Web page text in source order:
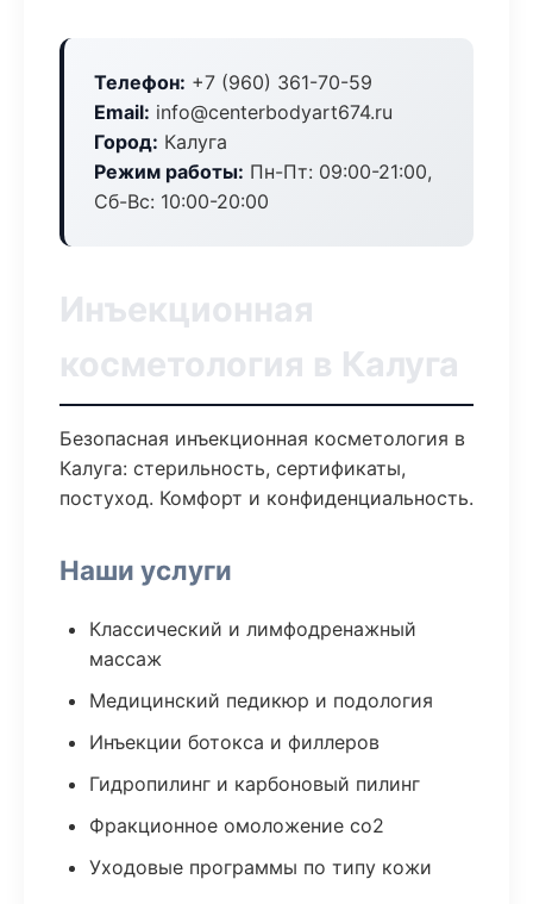
Телефон: +7 (960) 361-70-59
Email: info@centerbodyart674.ru
Город: Калуга
Режим работы: Пн-Пт: 09:00-21:00,
Сб-Вс: 10:00-20:00
Инъекционная
косметология в Калуга
Безопасная инъекционная косметология в
Калуга: стерильность, сертификаты,
постуход. Комфорт и конфиденциальность.
Наши услуги
Классический и лимфодренажный
массаж
Медицинский педикюр и подология
Инъекции ботокса и филлеров
Гидропилинг и карбоновый пилинг
Фракционное омоложение co2
Уходовые программы по типу кожи